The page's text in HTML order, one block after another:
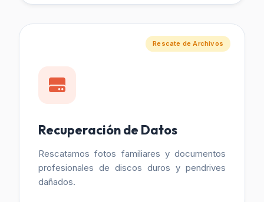
Rescate de Archivos
Recuperación de Datos
Rescatamos fotos familiares y documentos
profesionales de discos duros y pendrives
dañados.